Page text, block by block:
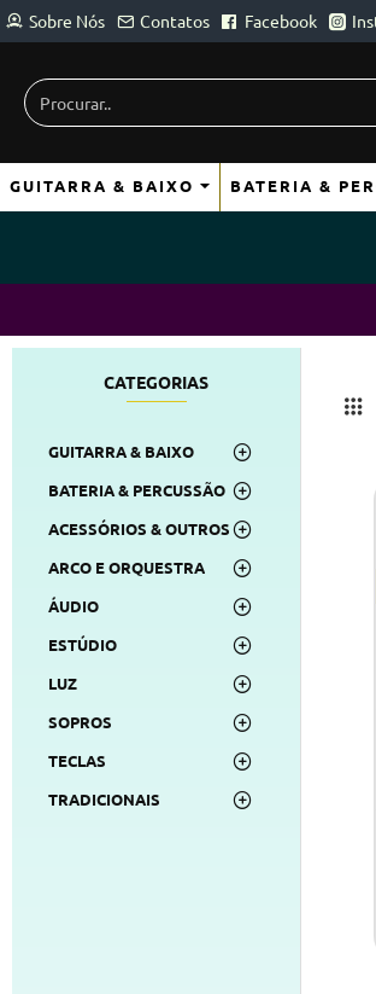
Sobre Nós Contatos Facebook
Procurar..
GUITARRA & BAIXO BATERIA &
CATEGORIAS
GUITARRA & BAIXO
BATERIA & PERCUSSÃO
ACESSÓRIOS & OUTROS
ARCO E ORQUESTRA
ÁUDIO
ESTÚDIO
LUZ
SOPROS
TECLAS
TRADICIONAIS